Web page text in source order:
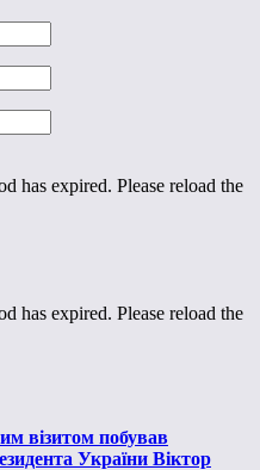
has expired. Please reload the
has expired. Please reload the
візитом побував
України Віктор